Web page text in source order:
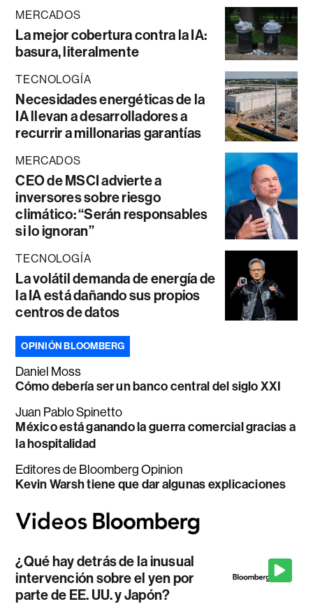
MERCADOS
La mejor cobertura contra la IA:
basura, literalmente
TECNOLOGÍA
Necesidades energéticas de la
IA llevan a desarrolladores a
recurrir a millonarias garantías
MERCADOS
CEO de MSCI advierte a
inversores sobre riesgo
climático: “Serán responsables
si lo ignoran”
TECNOLOGÍA
La volátil demanda de energía de
la IA está dañando sus propios
centros de datos
OPINIÓN BLOOMBERG
Daniel Moss
Cómo debería ser un banco central del siglo XXI
Juan Pablo Spinetto
México está ganando la guerra comercial gracias a
la hospitalidad
Editores de Bloomberg Opinion
Kevin Warsh tiene que dar algunas explicaciones
¿Qué hay detrás de la inusual
intervención sobre el yen por
parte de EE. UU. y Japón?